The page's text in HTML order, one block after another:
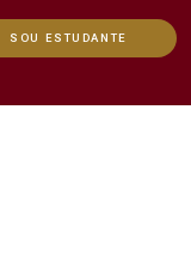
SOU ESTUDANTE